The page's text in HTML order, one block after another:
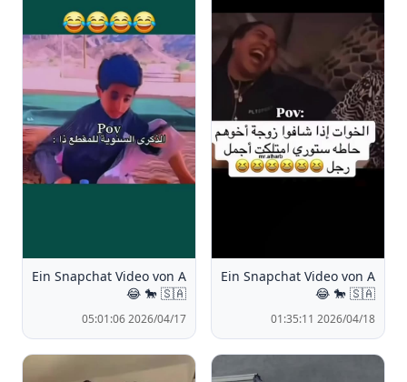
Ein Snapchat Video von A
🐎 🇸🇦 😂
2026/04/18 01:35:11
Ein Snapchat Video von A
🐎 🇸🇦 😂
2026/04/17 05:01:06